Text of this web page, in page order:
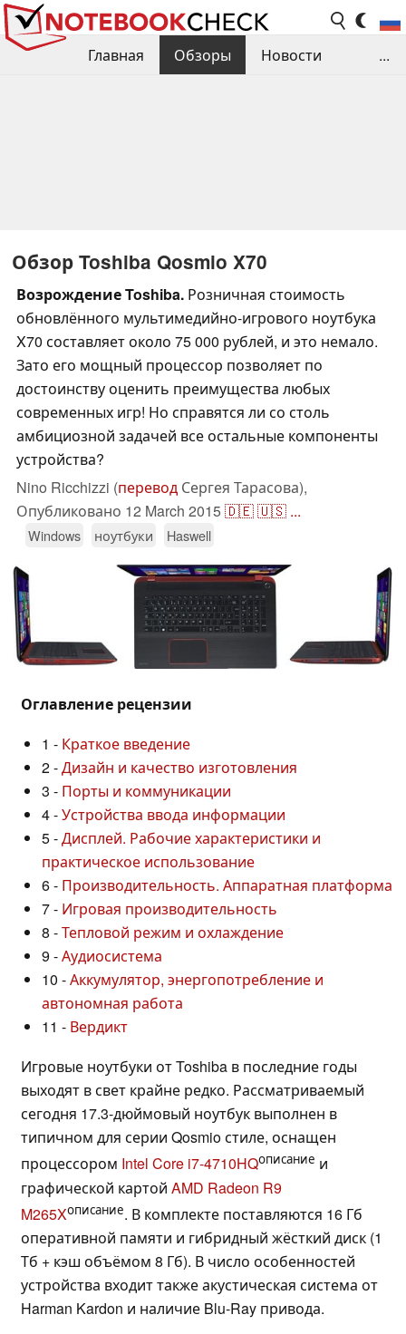
Главная Обзоры
Новости
...
Обзор Toshiba Qosmio X70
Возрождение Toshiba. Розничная стоимость
обновлённого мультимедийно-игрового ноутбука
X70 составляет около 75 000 рублей, и это немало.
Зато его мощный процессор позволяет по
достоинству оценить преимущества любых
современных игр! Но справятся ли со столь
амбициозной задачей все остальные компоненты
устройства?
Nino Ricchizzi (перевод Сергея Тарасова),
Опубликовано 12 March 2015🇩🇪🇺🇸 ...
Windows ноутбуки Haswell
Оглавление рецензии
1 - Краткое введение
2 -Дизайн и качество изготовления
3 - Порты и коммуникации
4 -Устройства ввода информации
5 -Дисплей. Рабочие характеристики и
практическое использование
6 - Производительность. Аппаратная платформа
7 - Игровая производительность
8 -Тепловой режим и охлаждение
9 -Аудиосистема
10 -Аккумулятор, энергопотребление и
автономная работа
11 - Вердикт
Игровые ноутбуки от Toshiba в последние годы
выходят в свет крайне редко. Рассматриваемый
сегодня 17.3-дюймовый ноутбук выполнен в
типичном для серии Qosmio стиле, оснащен
процессором Intel Core i7-4710HQописание и
графической картой AMD Radeon R9
M265Xописание. В комплекте поставляются 16 Гб
оперативной памяти и гибридный жёсткий диск (1
Тб + кэш объёмом 8 Гб). В число особенностей
устройства входит также акустическая система от
Harman Kardon и наличие Blu-Ray привода.